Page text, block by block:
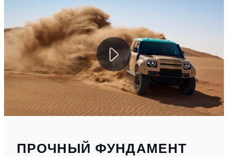
ПРОЧНЫЙ ФУНДАМЕНТ